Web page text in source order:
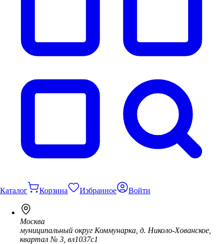
Каталог Корзина Избранное Войти
Москва
муниципальный округ Коммунарка, д. Николо-Хованское,
квартал № 3, вл1037с1